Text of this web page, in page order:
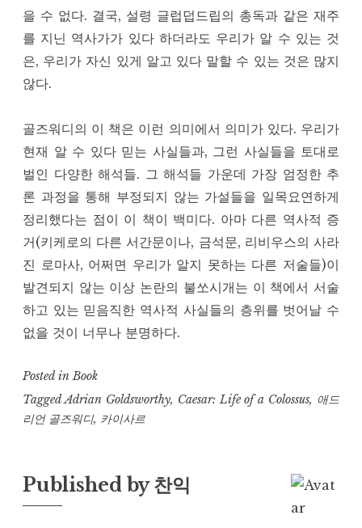
을 수 없다. 결국, 설령 글럽덥드립의 총독과 같은 재주
를 지닌 역사가가 있다 하더라도 우리가 알 수 있는 것
은, 우리가 자신 있게 알고 있다 말할 수 있는 것은 많지
않다.
골즈워디의 이 책은 이런 의미에서 의미가 있다. 우리가
현재 알 수 있다 믿는 사실들과, 그런 사실들을 토대로
벌인 다양한 해석들. 그 해석들 가운데 가장 엄정한 추
론 과정을 통해 부정되지 않는 가설들을 일목요연하게
정리했다는 점이 이 책이 백미다. 아마 다른 역사적 증
거(키케로의 다른 서간문이나, 금석문, 리비우스의 사라
진 로마사, 어쩌면 우리가 알지 못하는 다른 저술들)이
발견되지 않는 이상 논란의 불쏘시개는 이 책에서 서술
하고 있는 믿음직한 역사적 사실들의 층위를 벗어날 수
없을 것이 너무나 분명하다.
Posted inBook
TaggedAdrian Goldsworthy, Caesar: Life of a Colossus, 애드
리언 골즈워디, 카이사르
Published by찬익